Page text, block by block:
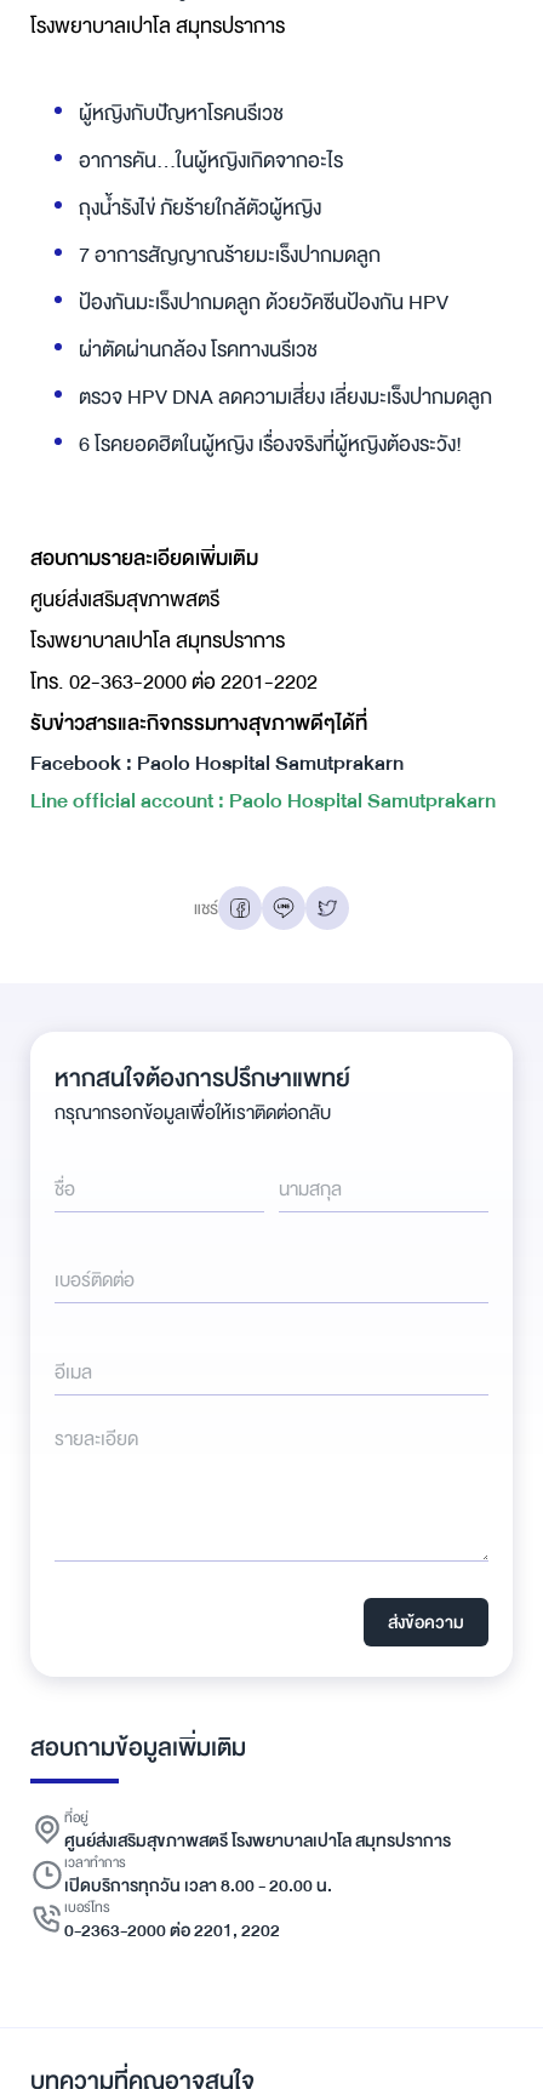
โรงพยาบาลเปาโล สมุทรปราการ
ผู้หญิงกับปัญหาโรคนรีเวช
อาการคัน...ในผู้หญิงเกิดจากอะไร
ถุงน้ำรังไข่ ภัยร้ายใกล้ตัวผู้หญิง
7 อาการสัญญาณร้ายมะเร็งปากมดลูก
ป้องกันมะเร็งปากมดลูก ด้วยวัคซีนป้องกัน HPV
ผ่าตัดผ่านกล้อง โรคทางนรีเวช
ตรวจ HPV DNA ลดความเสี่ยง เลี่ยงมะเร็งปากมดลูก
6 โรคยอดฮิตในผู้หญิง เรื่องจริงที่ผู้หญิงต้องระวัง!
สอบถามรายละเอียดเพิ่มเติม
ศูนย์ส่งเสริมสุขภาพสตรี
โรงพยาบาลเปาโล สมุทรปราการ
โทร. 02-363-2000 ต่อ 2201-2202
รับข่าวสารและกิจกรรมทางสุขภาพดีๆได้ที่
Facebook : Paolo Hospital Samutprakarn
Line official account : Paolo Hospital Samutprakarn
แชร์
หากสนใจต้องการปรึกษาแพทย์
กรุณากรอกข้อมูลเพื่อให้เราติดต่อกลับ
ชื่อ นามสกุล
เบอร์ติดต่อ
อีเมล
รายละเอียด
ส่งข้อความ
สอบถามข้อมูลเพิ่มเติม
ที่อยู่
ศูนย์ส่งเสริมสุขภาพสตรี โรงพยาบาลเปาโล สมุทรปราการ
เวลาทำการ
เปิดบริการทุกวัน เวลา 8.00 - 20.00 น.
เบอร์โทร
0-2363-2000 ต่อ 2201, 2202
บทความที่คุณอาจสนใจ